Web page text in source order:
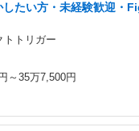
たい方・未経験歓迎・
トトリガー
～35万7,500円